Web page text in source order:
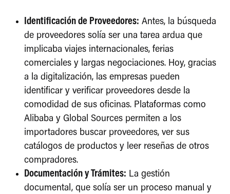
Identificación de Proveedores: Antes, la búsqueda
de proveedores solía ser una tarea ardua que
implicaba viajes internacionales, ferias
comerciales y largas negociaciones. Hoy, gracias
a la digitalización, las empresas pueden
identificar y verificar proveedores desde la
comodidad de sus oficinas. Plataformas como
Alibaba y Global Sources permiten a los
importadores buscar proveedores, ver sus
catálogos de productos y leer reseñas de otros
compradores.
Documentación y Trámites: La gestión
documental, que solía ser un proceso manual y